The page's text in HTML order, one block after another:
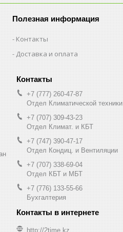
Полезная информация
Контакты
Доставка и оплата
+7 (777) 260-47-87
Отдел Климатической техники
+7 (707) 309-43-23
Отдел Климат. и КБТ
+7 (747) 390-47-17
Отдел Кондиц. и Вентиляции
+7 (707) 338-69-04
Отдел КБТ и МБТ
+7 (776) 133-55-66
Бухгалтерия
http://2time.kz